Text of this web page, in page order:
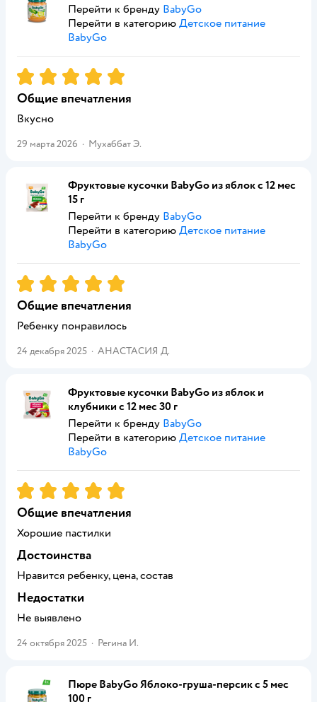
Перейти к бренду BabyGo
Перейти в категорию Детское питание
BabyGo
Рейтинг:5
Общие впечатления
Вкусно
29 марта 2026 · Мухаббат Э.
Фруктовые кусочки BabyGo из яблок с 12 мес
15 г
Перейти к бренду BabyGo
Перейти в категорию Детское питание
BabyGo
Рейтинг:5
Общие впечатления
Ребенку понравилось
24 декабря 2025 · АНАСТАСИЯ Д.
Фруктовые кусочки BabyGo из яблок и
клубники с 12 мес 30 г
Перейти к бренду BabyGo
Перейти в категорию Детское питание
BabyGo
Рейтинг:5
Общие впечатления
Хорошие пастилки
Достоинства
Нравится ребенку, цена, состав
Недостатки
Не выявлено
24 октября 2025 · Регина И.
Пюре BabyGo Яблоко-груша-персик с 5 мес
100 г